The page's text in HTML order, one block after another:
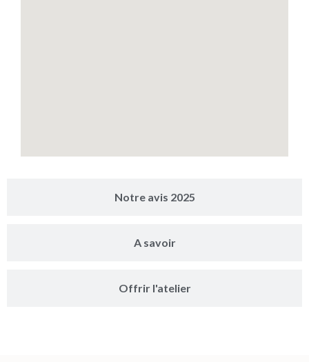
Notre avis 2025
A savoir
Offrir l'atelier